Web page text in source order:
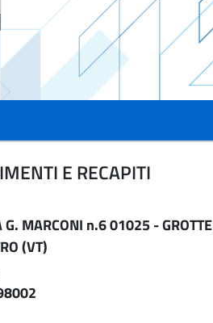
E RECAPITI
G. MARCONI n.6 01025 - GROTTE
(VT)